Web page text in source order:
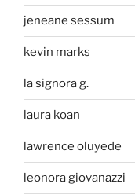
jeneane sessum
kevin marks
la signora g.
laura koan
lawrence oluyede
leonora giovanazzi